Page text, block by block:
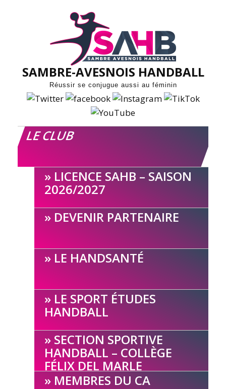
SAMBRE-AVESNOIS HANDBALL
Réussir se conjugue aussi au féminin
LE CLUB
LICENCE SAHB – SAISON
2026/2027
DEVENIR PARTENAIRE
LE HANDSANTÉ
LE SPORT ÉTUDES
HANDBALL
SECTION SPORTIVE
HANDBALL – COLLÈGE
FÉLIX DEL MARLE
MEMBRES DU CA